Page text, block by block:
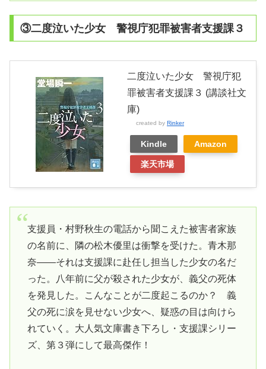
③二度泣いた少女 警視庁犯罪被害者支援課３
二度泣いた少女 警視庁犯
罪被害者支援課３ (講談社文
庫)
created by Rinker
Kindle Amazon
楽天市場
支援員・村野秋生の電話から聞こえた被害者家族
の名前に、隣の松木優里は衝撃を受けた。青木那
奈――それは支援課に赴任し担当した少女の名だ
った。八年前に父が殺された少女が、義父の死体
を発見した。こんなことが二度起こるのか？ 義
父の死に涙を見せない少女へ、疑惑の目は向けら
れていく。大人気文庫書き下ろし・支援課シリー
ズ、第３弾にして最高傑作！